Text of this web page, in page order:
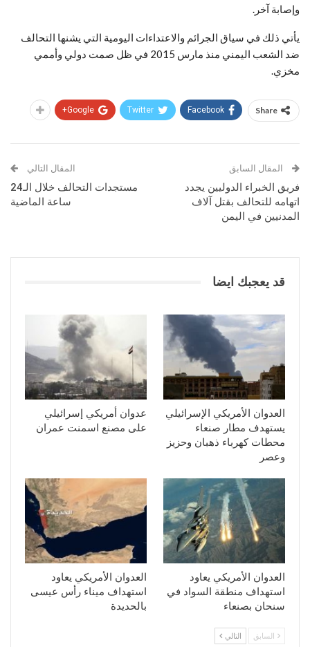
وإصابة آخر.
يأتي ذلك في سياق الجرائم والاعتداءات اليومية التي يشنها التحالف
ضد الشعب اليمني منذ مارس 2015 في ظل صمت دولي وأممي
مخزي.
Share
Facebook
Twitter
Google+
المقال السابق
فريق الخبراء الدوليين يجدد
اتهامه للتحالف بقتل آلاف
المدنيين في اليمن
المقال التالي
مستجدات التحالف خلال الـ24
ساعة الماضية
قد يعجبك ايضا
العدوان الأمريكي الإسرائيلي
يستهدف مطار صنعاء
محطات كهرباء ذهبان وحزيز
وعصر
عدوان أمريكي إسرائيلي
على مصنع اسمنت عمران
العدوان الأمريكي يعاود
استهداف منطقة السواد في
سنحان بصنعاء
العدوان الأمريكي يعاود
استهداف ميناء رأس عيسى
بالحديدة
السابق التالي